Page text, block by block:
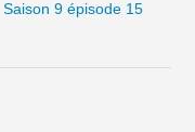
Saison 9 épisode 15